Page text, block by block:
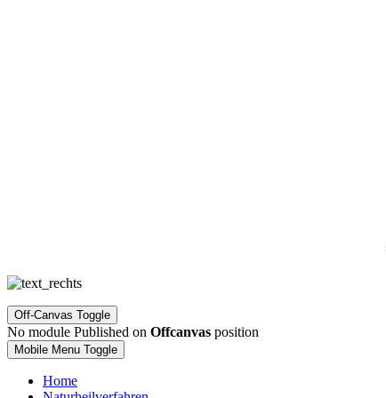
Off-Canvas Toggle
No module Published on Offcanvas position
Mobile Menu Toggle
Home